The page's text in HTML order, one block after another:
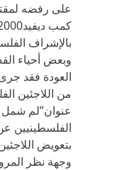
على رفضه
بالإشراف
وبعض أحياء
العودة فقد
عنوان”لم شمل
الفلسطينيين
بتعويض
وجهة نظر